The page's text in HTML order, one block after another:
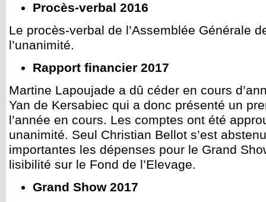
Procès-verbal 2016
Le procès-verbal de l’Assemblée Générale
l’unanimité.
Rapport financier 2017
Martine Lapoujade a dû céder en cours
Yan de Kersabiec qui a donc présenté un
l’année en cours. Les comptes ont été
unanimité. Seul Christian Bellot s’est
importantes les dépenses pour le Grand
lisibilité sur le Fond de l’Elevage.
Grand Show 2017